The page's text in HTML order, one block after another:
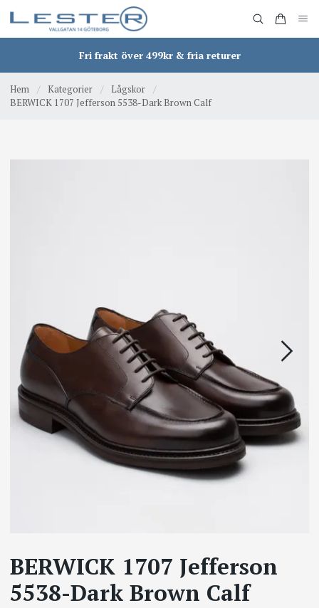
Fri frakt över 499kr & fria returer
Hem / Kategorier / Lågskor
/
BERWICK 1707 Jefferson 5538-Dark Brown Calf
BERWICK 1707 Jefferson
5538-Dark Brown Calf